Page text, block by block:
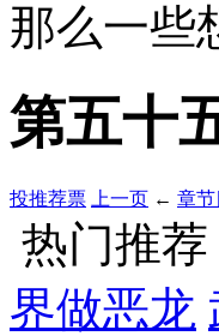
那么一些
第五十
投推荐票 上一页 ← 章
热门推荐
界做恶龙